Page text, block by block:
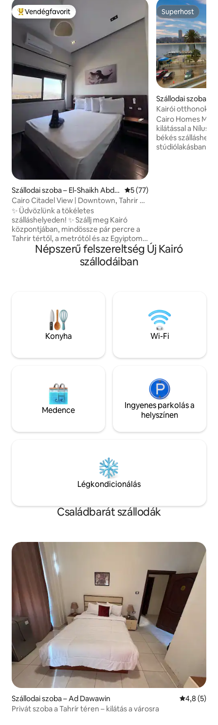
Kiemelt vendégfavorit
Vendégfavorit
Szállodai szoba – El-Shaikh Abd
Allah
Átlagos értékelés: 5/5, 77
5 (77)
Cairo Citadel View | Downtown, Tahrir &
Museum
✨ Üdvözlünk a tökéletes
szálláshelyeden! ✨ Szállj meg Kairó
központjában, mindössze pár percre a
Tahrir tértől, a metrótól és az Egyiptomi
Múzeumtól. Élvezd a lenyűgöző kilátást
a városra egy tiszta és otthonos
szobából. ✅ Nagyszerű elhelyezkedés –
hűtőszekrénnyel és gardróbbal. ✅ Privát
fürdőszoba – Meleg/hideg víz, hajszárító
és piperecikkek. ✅ Reggeli az árban –
külön erre a célra szolgáló területen
pihentető és kényelmes
Superhost
Superhost
Szállodai szoba –
bla
Kairói otthonok
stúdió / erkély
Cairo Homes
kilátással a
békés
stúdiólakásban,
éttermek és a fő
Népszerű felszereltség Új Kairó
szállodáiban
Konyha Wi-Fi
Medence
Ingyenes parkolás a
helyszínen
Légkondicionálás
Családbarát szállodák
Szállodai szoba – Ad Dawawin Átlagos
4,8 (5)
Privát szoba a Tahrír téren – kilátás a városra